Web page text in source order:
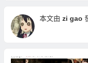
本文由 zi gao